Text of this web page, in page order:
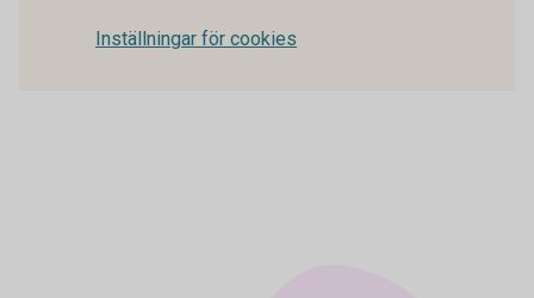
Inställningar för cookies